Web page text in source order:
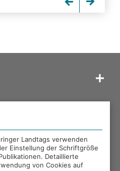
LANDTAGS
Landtags verwenden
Einstellung der Schriftgröße
Detaillierte
von Cookies auf